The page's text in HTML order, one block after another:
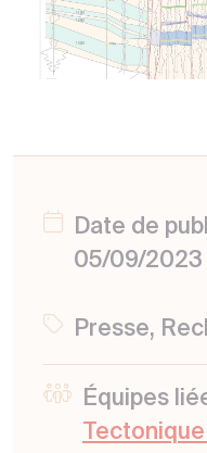
Date de
05/09/2023
Presse,
Équipes